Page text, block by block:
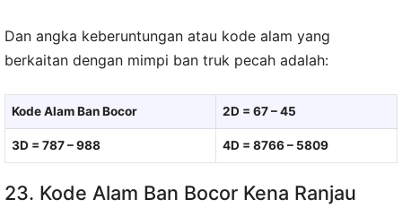
Dan angka keberuntungan atau kode alam yang
berkaitan dengan mimpi ban truk pecah adalah:
Kode Alam Ban Bocor 2D = 67 – 45
3D = 787 – 988 4D = 8766 – 5809
23. Kode Alam Ban Bocor Kena Ranjau